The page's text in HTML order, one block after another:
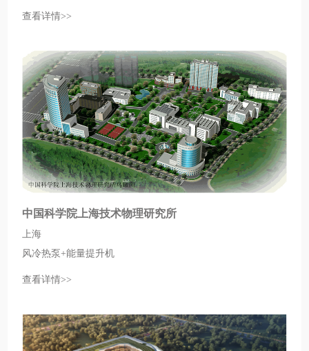
查看详情>>
中国科学院上海技术物理研究所
上海
风冷热泵+能量提升机
查看详情>>